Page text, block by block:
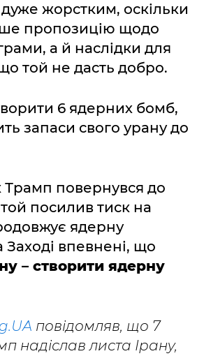
жорстким, оскільки
пропозицію щодо
а й наслідки для
той не дасть добро.
6 ядерних бомб,
запаси свого урану до
Трамп повернувся до
посилив тиск на
ядерну
впевнені, що
– створити ядерну
повідомляв, що 7
надіслав листа Ірану,